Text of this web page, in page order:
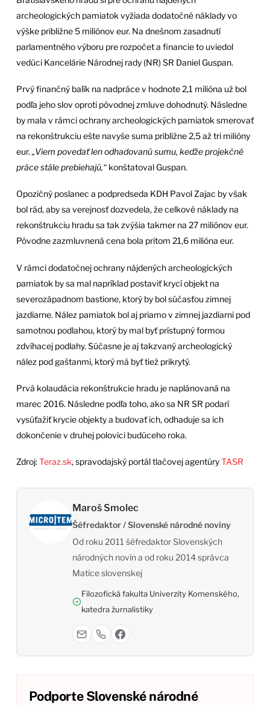
archeologických pamiatok vyžiada dodatočné náklady vo
výške približne 5 miliónov eur. Na dnešnom zasadnutí
parlamentného výboru pre rozpočet a financie to uviedol
vedúci Kancelárie Národnej rady (NR) SR Daniel Guspan.
Prvý finančný balík na nadpráce v hodnote 2,1 milióna už bol
podľa jeho slov oproti pôvodnej zmluve dohodnutý. Následne
by mala v rámci ochrany archeologických pamiatok smerovať
na rekonštrukciu ešte navyše suma približne 2,5 až tri milióny
eur. „Viem povedať len odhadovanú sumu, keďže projekčné
práce stále prebiehajú,“ konštatoval Guspan.
Opozičný poslanec a podpredseda KDH Pavol Zajac by však
bol rád, aby sa verejnosť dozvedela, že celkové náklady na
rekonštrukciu hradu sa tak zvýšia takmer na 27 miliónov eur.
Pôvodne zazmluvnená cena bola pritom 21,6 milióna eur.
V rámci dodatočnej ochrany nájdených archeologických
pamiatok by sa mal napríklad postaviť krycí objekt na
severozápadnom bastione, ktorý by bol súčasťou zimnej
jazdiarne. Nález pamiatok bol aj priamo v zimnej jazdiarni pod
samotnou podlahou, ktorý by mal byť prístupný formou
zdvíhacej podlahy. Súčasne je aj takzvaný archeologický
nález pod gaštanmi, ktorý má byť tiež prikrytý.
Prvá kolaudácia rekonštrukcie hradu je naplánovaná na
marec 2016. Následne podľa toho, ako sa NR SR podarí
vysúťažiť krycie objekty a budovať ich, odhaduje sa ich
dokončenie v druhej polovici budúceho roka.
Zdroj:Teraz.sk, spravodajský portál tlačovej agentúryTASR
Maroš Smolec
Šéfredaktor / Slovenské národné noviny
Od roku 2011 šéfredaktor Slovenských
národných novín a od roku 2014 správca
Matice slovenskej
Filozofická fakulta Univerzity Komenského,
katedra žurnalistiky
Podporte Slovenské národné